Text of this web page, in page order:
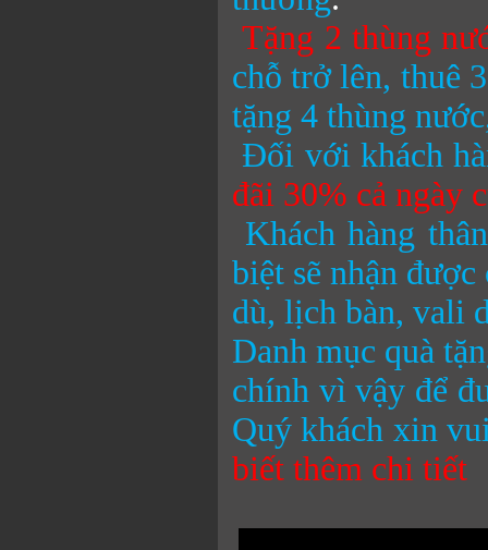
Tặng 2 thùng
chỗ trở lên, thuê
tặng 4 thùng
Đối với khách
đãi 30% cả ngày
Khách hàng
biệt sẽ nhận
dù, lịch bàn, vali
Danh mục quà
chính vì vậy để
Quý khách xin
biết thêm chi tiết